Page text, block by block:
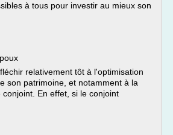
à tous pour investir au mieux son
relativement tôt à l'optimisation
son patrimoine, et notamment à la
En effet, si le conjoint